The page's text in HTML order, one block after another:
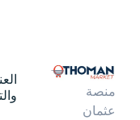
منصة
عثمان